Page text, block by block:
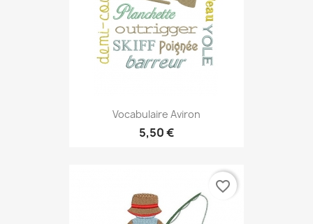
Vocabulaire Aviron
5,50 €
favorite_border